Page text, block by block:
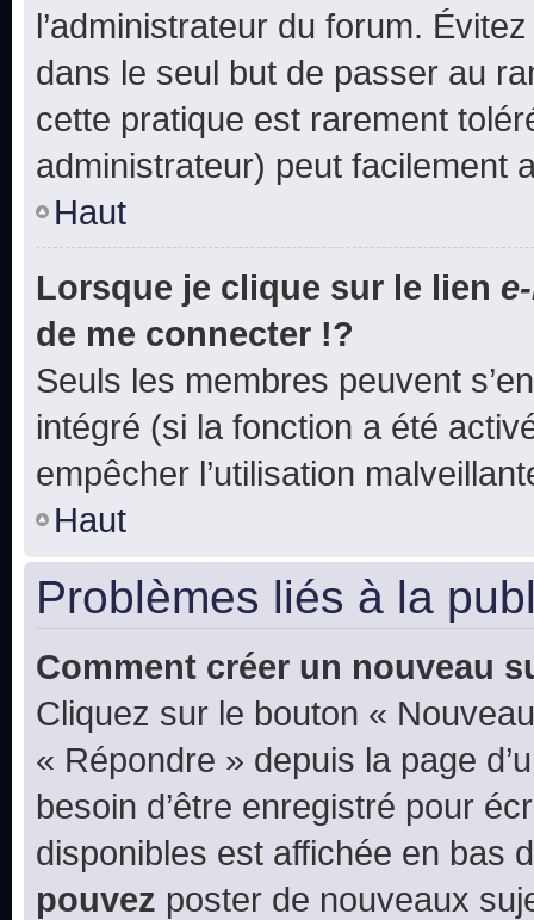
l’administrateur du forum.
dans le seul but de passer au
cette pratique est rarement
administrateur) peut facilement
Haut
Lorsque je clique sur le lien
de me connecter !?
Seuls les membres peuvent
intégré (si la fonction a été
empêcher l’utilisation
Haut
Problèmes liés à la
Comment créer un nouveau
Cliquez sur le bouton «
« Répondre » depuis la page
besoin d’être enregistré pour
disponibles est affichée en bas
pouvez poster de nouveaux